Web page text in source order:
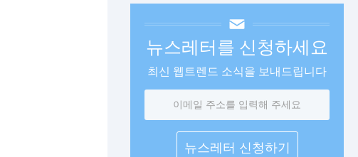
뉴스레터를 신청하세요
최신 웹트렌드 소식을 보내드립니다
일